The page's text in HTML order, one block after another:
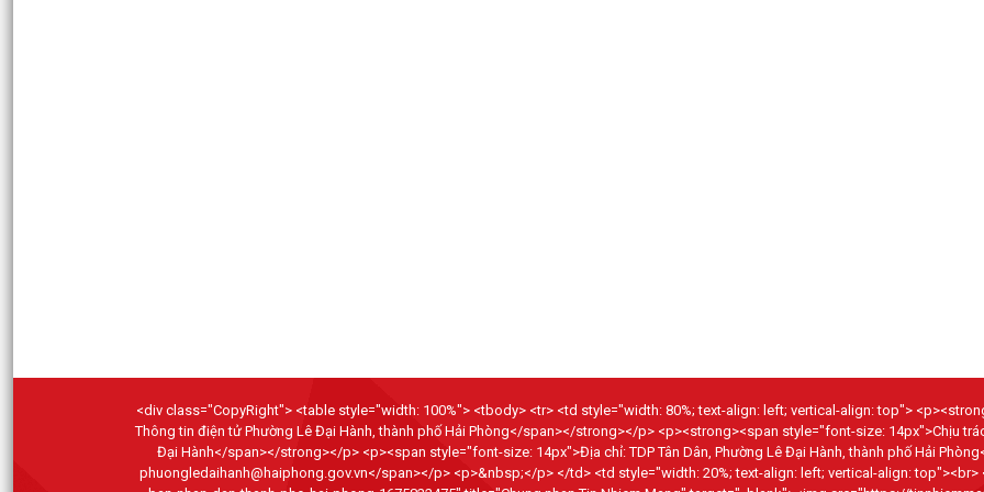
<div class="CopyRight"> <table style="width: 100%"> <tbody> <tr> <td style="width: 80%; text-align: left; vertical-align: top">
Thông tin điện tử Phường Lê Đại Hành, thành phố Hải Phòng</span></strong></p> <p><strong><span style="font-size: 14px">Chịu
Đại Hành</span></strong></p> <p><span style="font-size: 14px">Địa chỉ: TDP Tân Dân, Phường Lê Đại Hành, thành phố Hải
phuongledaihanh@haiphong.gov.vn</span></p> <p>&nbsp;</p> </td> <td style="width: 20%; text-align: left; vertical-align: